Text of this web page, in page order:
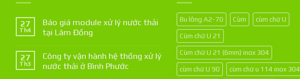
27
Th4
Báo giá module xử lý nước thải
tại Lâm Đồng
27
Th3
Công ty vận hành hệ thống xử lý
nước thải ở Bình Phước
Bu lông A2-70 Cùm cùm chữ U
Cùm chữ U 21
Cùm chữ U 21 (6mm) inox 304
cùm chữ U 90 cùm chữ u 114 inox 304